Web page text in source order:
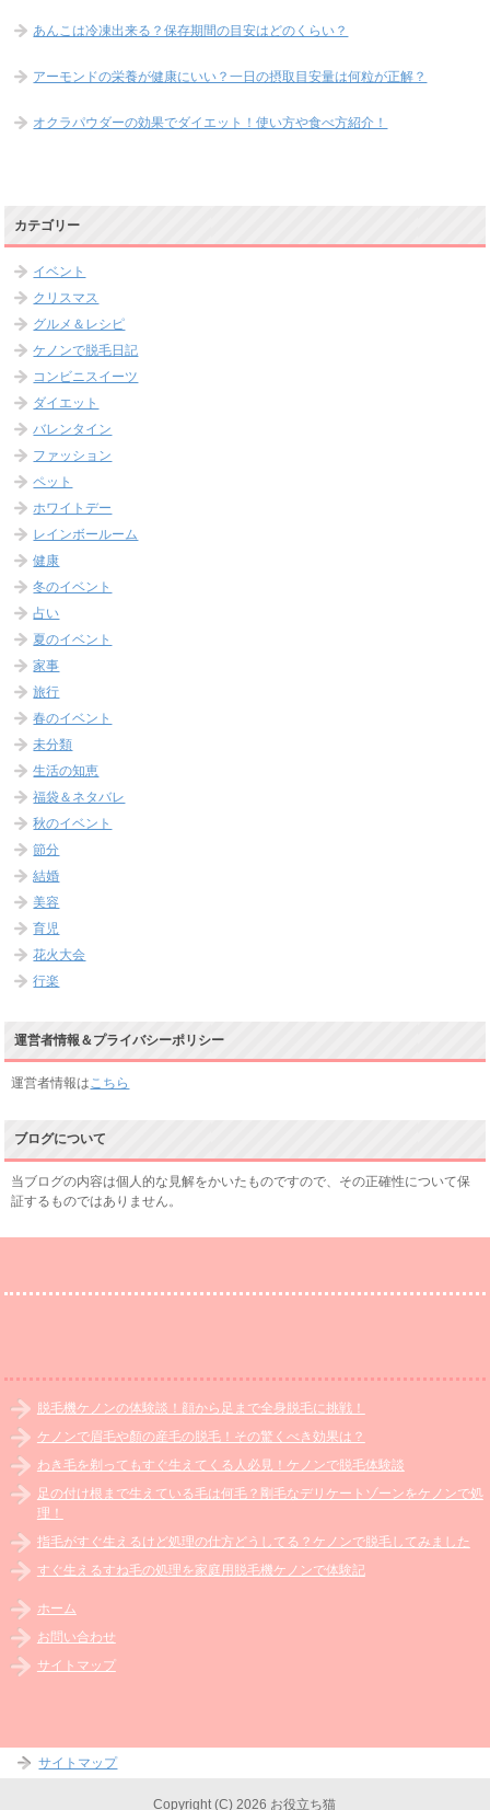
あんこは冷凍出来る？保存期間の目安はどのくらい？
アーモンドの栄養が健康にいい？一日の摂取目安量は何粒が正解？
オクラパウダーの効果でダイエット！使い方や食べ方紹介！
カテゴリー
イベント
クリスマス
グルメ＆レシピ
ケノンで脱毛日記
コンビニスイーツ
ダイエット
バレンタイン
ファッション
ペット
ホワイトデー
レインボールーム
健康
冬のイベント
占い
夏のイベント
家事
旅行
春のイベント
未分類
生活の知恵
福袋＆ネタバレ
秋のイベント
節分
結婚
美容
育児
花火大会
行楽
運営者情報＆プライバシーポリシー
運営者情報はこちら
ブログについて
当ブログの内容は個人的な見解をかいたものですので、その正確性について保
証するものではありません。
脱毛機ケノンの体験談！顔から足まで全身脱毛に挑戦！
ケノンで眉毛や顏の産毛の脱毛！その驚くべき効果は？
わき毛を剃ってもすぐ生えてくる人必見！ケノンで脱毛体験談
足の付け根まで生えている毛は何毛？剛毛なデリケートゾーンをケノンで処
理！
指毛がすぐ生えるけど処理の仕方どうしてる？ケノンで脱毛してみました
すぐ生えるすね毛の処理を家庭用脱毛機ケノンで体験記
ホーム
お問い合わせ
サイトマップ
サイトマップ
Copyright (C) 2026 お役立ち猫